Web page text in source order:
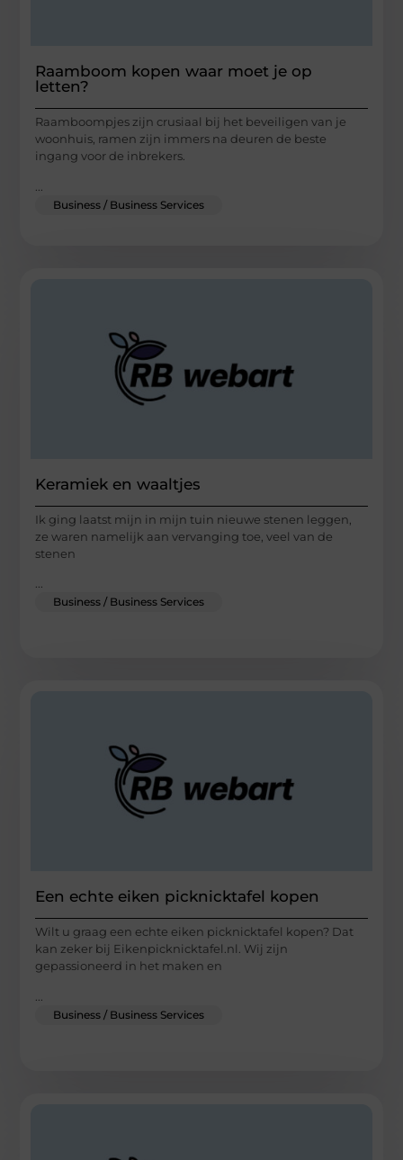
Raamboom kopen waar moet je op
letten?
Raamboompjes zijn crusiaal bij het beveiligen van je
woonhuis, ramen zijn immers na deuren de beste
ingang voor de inbrekers.
Business / Business Services
Keramiek en waaltjes
Ik ging laatst mijn in mijn tuin nieuwe stenen leggen,
ze waren namelijk aan vervanging toe, veel van de
stenen
...
Business / Business Services
Een echte eiken picknicktafel kopen
Wilt u graag een echte eiken picknicktafel kopen? Dat
kan zeker bij Eikenpicknicktafel.nl. Wij zijn
gepassioneerd in het maken en
Business / Business Services